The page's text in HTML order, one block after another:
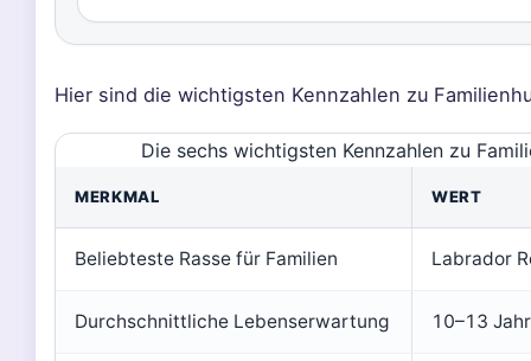
Hier sind die wichtigsten Kennzahlen zu
Die sechs wichtigsten Kennzahlen zu
MERKMAL WERT
Beliebteste Rasse für Familien Labrador
Durchschnittliche Lebenserwartung 10–13